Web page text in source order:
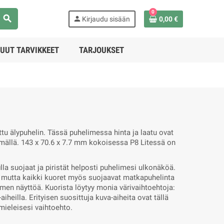
search person Kirjaudu sisään
0
0,00 €
TARVIKKEET TARJOUKSET
älypuhelin. Tässä puhelimessa hinta ja laatu ovat
143 x 70.6 x 7.7 mm kokoisessa P8 Litessä on
suojaat ja piristät helposti puhelimesi ulkonäköä.
kaikki kuoret myös suojaavat matkapuhelinta
näyttöä. Kuorista löytyy monia värivaihtoehtoja:
Erityisen suosittuja kuva-aiheita ovat tällä
vaihtoehto.